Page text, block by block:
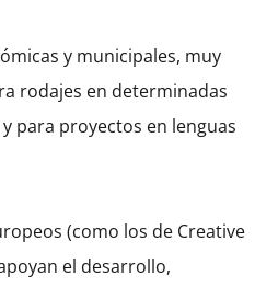
y municipales, muy
rodajes en determinadas
para proyectos en lenguas
(como los de Creative
el desarrollo,